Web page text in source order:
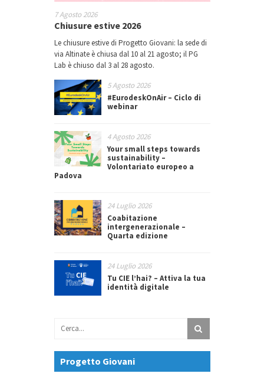
7 Agosto 2026
Chiusure estive 2026
Le chiusure estive di Progetto Giovani: la sede di
via Altinate è chiusa dal 10 al 21 agosto; il PG
Lab è chiuso dal 3 al 28 agosto.
5 Agosto 2026
#EurodeskOnAir – Ciclo di
webinar
4 Agosto 2026
Your small steps towards
sustainability –
Volontariato europeo a
Padova
24 Luglio 2026
Coabitazione
intergenerazionale –
Quarta edizione
24 Luglio 2026
Tu CIE l’hai? – Attiva la tua
identità digitale
Progetto Giovani